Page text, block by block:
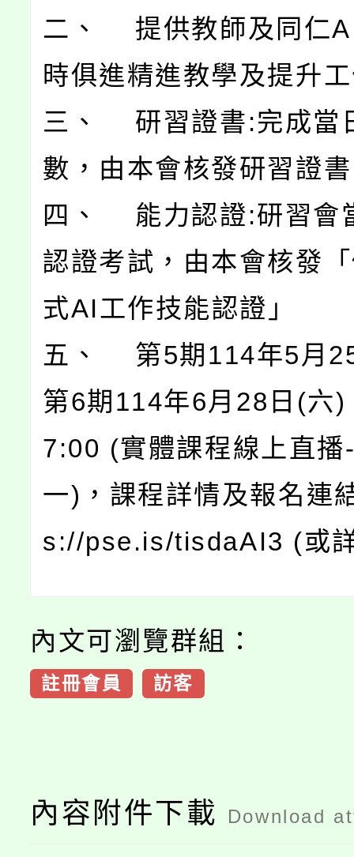
二、 提供教師及同仁
時俱進精進教學及提升
三、 研習證書:完成當
數，由本會核發研習證
四、 能力認證:研習會
認證考試，由本會核發
式AI工作技能認證」
五、 第5期114年5月
第6期114年6月28日(六
7:00 (實體課程線上直播
一)，課程詳情及報名連
s://pse.is/tisdaAI3 (或
內文可瀏覽群組：
註冊會員 訪客
內容附件下載 Download